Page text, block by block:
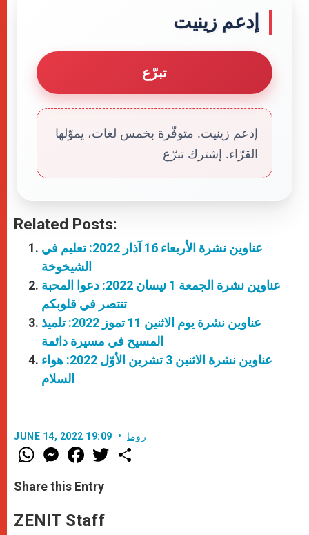
إدعم زينيت
تبرّع
إدعم زينيت. متوفّرة بخمس لغات، يموّلها
القرّاء. إشترك تبرّع
Related Posts:
عناوين نشرة الأربعاء 16 آذار 2022: تعليم في
الشيخوخة
عناوين نشرة الجمعة 1 نيسان 2022: دعوا المحبة
تنتصر في قلوبكم
عناوين نشرة يوم الاثنين 11 تموز 2022: تلميذ
المسيح في مسيرة دائمة
عناوين نشرة الاثنين 3 تشرين الأوّل 2022: هواء
السلام
JUNE 14, 2022 19:09 روما
W
h
t
s
p
p
M
e
s
e
g
e
F
a
e
b
o
k
T
w
Share this Entry
ZENIT Staff